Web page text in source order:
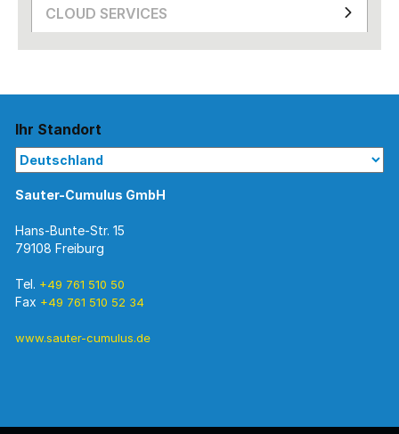
CLOUD SERVICES
Ihr Standort
Sauter-Cumulus GmbH
Hans-Bunte-Str. 15
79108 Freiburg
Tel. +49 761 510 50
Fax +49 761 510 52 34
www.sauter-cumulus.de